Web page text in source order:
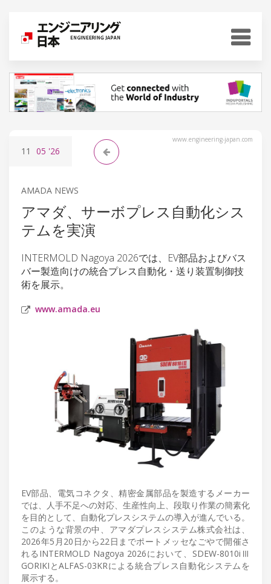
www.engineering-japan.com
11 05 '26
AMADA NEWS
アマダ、サーボプレス自動化シス
テムを実演
INTERMOLD Nagoya 2026では、EV部品およびバス
バー製造向けの統合プレス自動化・送り装置制御技
術を展示。
www.amada.eu
EV部品、電気コネクタ、精密金属部品を製造するメーカー
では、人手不足への対応、生産性向上、段取り作業の簡素化
を目的として、自動化プレスシステムの導入が進んでいる。
このような背景の中、アマダプレスシステム株式会社は、
2026年5月20日から22日までポートメッセなごやで開催さ
れるINTERMOLD Nagoya 2026において、SDEW-8010iⅢ
GORIKIとALFAS-03KRによる統合プレス自動化システムを
展示する。